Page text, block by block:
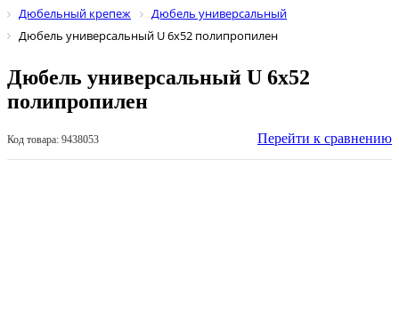
Дюбельный крепеж
Дюбель универсальный
Дюбель универсальный U 6х52 полипропилен
Дюбель универсальный U 6х52
полипропилен
Код товара: 9438053 Перейти к сравнению